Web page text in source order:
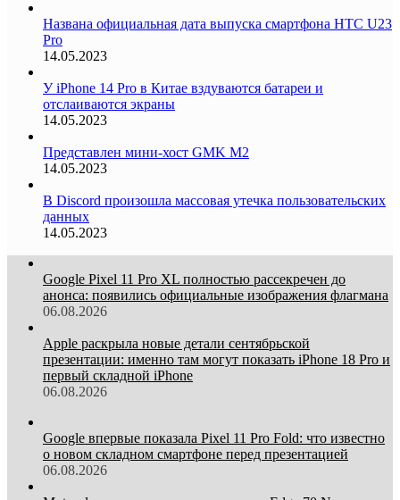
Названа официальная дата выпуска смартфона HTC U23
Pro
14.05.2023
У iPhone 14 Pro в Китае вздуваются батареи и
отслаиваются экраны
14.05.2023
Представлен мини-хост GMK M2
14.05.2023
В Discord произошла массовая утечка пользовательских
данных
14.05.2023
Google Pixel 11 Pro XL полностью рассекречен до
анонса: появились официальные изображения флагмана
06.08.2026
Apple раскрыла новые детали сентябрьской
презентации: именно там могут показать iPhone 18 Pro и
первый складной iPhone
06.08.2026
Google впервые показала Pixel 11 Pro Fold: что известно
о новом складном смартфоне перед презентацией
06.08.2026